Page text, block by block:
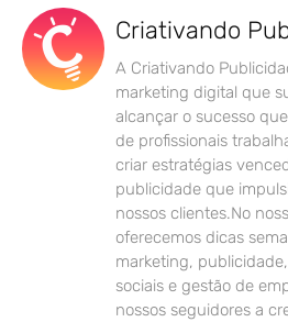
Criativando
A Criativando
marketing digital que
alcançar o sucesso
de profissionais
criar estratégias
publicidade que
nossos clientes.No
oferecemos dicas
marketing,
sociais e gestão de
nossos seguidores a